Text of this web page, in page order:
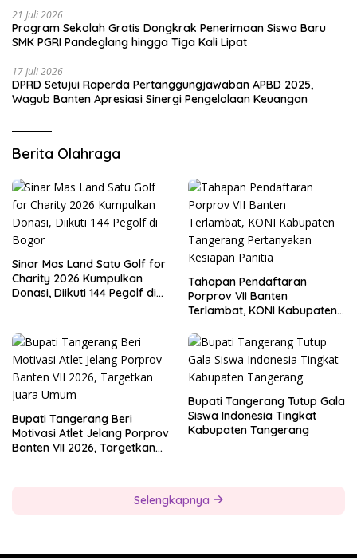
21 Juli 2026
Program Sekolah Gratis Dongkrak Penerimaan Siswa Baru
SMK PGRI Pandeglang hingga Tiga Kali Lipat
17 Juli 2026
DPRD Setujui Raperda Pertanggungjawaban APBD 2025,
Wagub Banten Apresiasi Sinergi Pengelolaan Keuangan
Berita Olahraga
Sinar Mas Land Satu Golf for
Charity 2026 Kumpulkan
Donasi, Diikuti 144 Pegolf di
Tahapan Pendaftaran
Porprov VII Banten
Terlambat, KONI Kabupaten
Kesiapan Panitia
Bupati Tangerang Beri
Motivasi Atlet Jelang Porprov
Banten VII 2026, Targetkan
Bupati Tangerang Tutup Gala
Siswa Indonesia Tingkat
Kabupaten Tangerang
Selengkapnya